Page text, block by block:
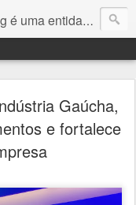
de Defesa. Não somos jornalistas e nem este é um blog jornalístico.
Gaúcha,
e fortalece